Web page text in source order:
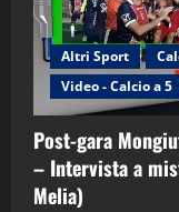
Altri Sport
Video - Calcio a 5
Post-gara
– Intervista a
Melia)